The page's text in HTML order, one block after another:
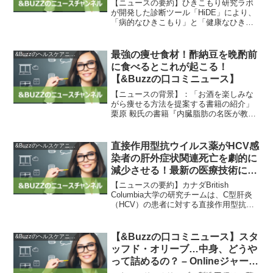
【ニュースの要約】ひきこもり研究ラボ
が開発した診断ツール「HiDE」により、
「病的なひきこもり」と「健康なひきこ
ものであり、「物理的なひきこもり」の
程度と期間、心理的な...
&Buzzのヘルスケアニュース
最強の痩せ食材！酢納豆を晩酌前
に食べるとこれが起こる！
【&Buzzの口コミニュース】
【ニュースの背景】：「お酒を楽しみな
がら痩せる方法を提案する書籍の紹介」
栗原 毅氏の書籍『内臓脂肪の名医が教え
す。一般的には、ダイエット中は禁酒す
べきと言われますが、こ...
&Buzzのヘルスケアニュース
直接作用型抗ウイルス薬がHCV感
染者の肝外症状関連死亡を劇的に
減少させる！最新の医療技術によ
る驚きの結果が明らかに【&Buzz
の口コミニュース】
【ニュースの要約】カナダBritish
Columbia大学の研究チームは、C型肝炎
（HCV）の患者に対する直接作用型抗ウ
スクも減らし、肝疾患の死亡率を減少さ
せるこ...
&Buzzのヘルスケアニュース
【&Buzzの口コミニュース】スタ
ッフド・オリーブ…中身、どうや
って詰めるの？ – Onlineジャーニ